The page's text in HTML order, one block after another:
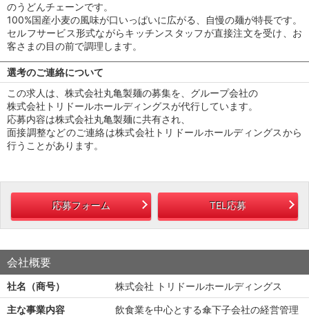
のうどんチェーンです。
100%国産小麦の風味が口いっぱいに広がる、自慢の麺が特長です。
セルフサービス形式ながらキッチンスタッフが直接注文を受け、お
客さまの目の前で調理します。
選考のご連絡について
この求人は、株式会社丸亀製麺の募集を、グループ会社の
株式会社トリドールホールディングスが代行しています。
応募内容は株式会社丸亀製麺に共有され、
面接調整などのご連絡は株式会社トリドールホールディングスから
行うことがあります。
応募フォーム TEL応募
会社概要
社名（商号）
株式会社 トリドールホールディングス
主な事業内容
飲食業を中心とする傘下子会社の経営管理